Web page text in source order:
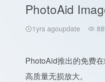
PhotoAid
1yrs agoupdate
PhotoAid推出的免费
高质量无损放大。